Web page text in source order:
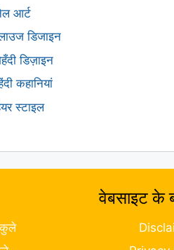
आर्ट
डिजाइन
डिज़ाइन
कहानियां
स्टाइल
वेबसाइट के